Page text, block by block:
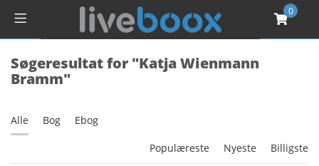
0
Søgeresultat for "Katja Wienmann
Bramm"
Alle Bog Ebog
Populæreste Nyeste Billigste